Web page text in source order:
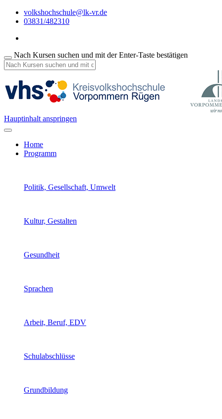
volkshochschule@lk-vr.de
03831/482310
Nach Kursen suchen und mit der Enter-Taste bestätigen
Hauptinhalt anspringen
Home
Programm
Politik, Gesellschaft, Umwelt
Kultur, Gestalten
Gesundheit
Sprachen
Arbeit, Beruf, EDV
Schulabschlüsse
Grundbildung